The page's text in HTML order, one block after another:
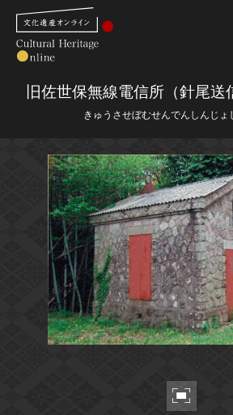
さらに詳細検索
作品一覧
カテゴリで見る
世界遺産と無形文化遺産
全国の美術館・博物館
媒体資料
博物館、
文化庁
今月の
お知ら
このサイ
旧佐世保無線電信所（針尾送
きゅうさせぼむせんでんしんじょ